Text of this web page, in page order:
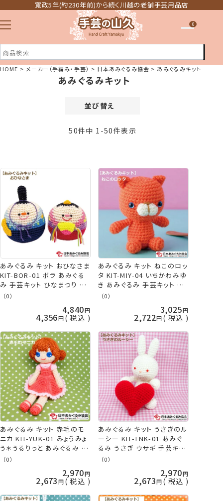
寛政5年(約230年前)から続く川越の老舗手芸用品店
注文履歴
0
HOME メーカー（手編み・手芸） 日本あみぐるみ協会 あみぐるみキット
あみぐるみキット
並び替え
価格が高い順
おすすめ順
レビュー順
50件中 1 -50件表示
あみぐるみ キット おひなさま
KIT-BOR-01 ボラ あみぐる
み 手芸キット ひなまつり ひ
な人形 日本あみぐるみ協会
（0）
4,840
4,356 税込
あみぐるみ キット ねこのロッ
タ KIT-MIY-04 いちかわみゆ
き あみぐるみ 手芸キット 日
本あみぐるみ協会 KOU
（0）
3,025
2,722 税込
あみぐるみ キット 赤毛のモ
ニカ KIT-YUK-01 みょうみょ
う＊うるりっと あみぐるみ 手
芸キット 日本あみぐるみ協会
（0）
2,970
2,673 税込
あみぐるみ キット うさぎのル
ーシー KIT-TNK-01 あみぐ
るみ うさぎ ウサギ 手芸キッ
ト 日本あみぐるみ協会 KOU
（0）
2,970
2,673 税込